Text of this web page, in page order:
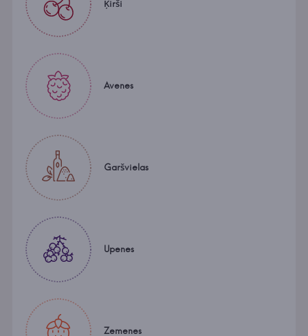
Ķirši
Avenes
Garšvielas
Upenes
Zemenes